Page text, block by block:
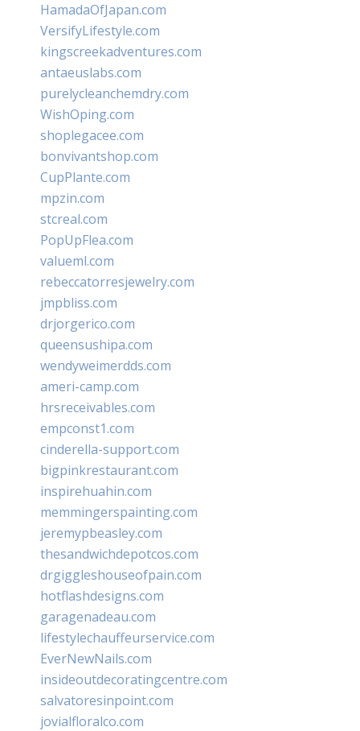
HamadaOfJapan.com
VersifyLifestyle.com
kingscreekadventures.com
antaeuslabs.com
purelycleanchemdry.com
WishOping.com
shoplegacee.com
bonvivantshop.com
CupPlante.com
mpzin.com
stcreal.com
PopUpFlea.com
valueml.com
rebeccatorresjewelry.com
jmpbliss.com
drjorgerico.com
queensushipa.com
wendyweimerdds.com
ameri-camp.com
hrsreceivables.com
empconst1.com
cinderella-support.com
bigpinkrestaurant.com
inspirehuahin.com
memmingerspainting.com
jeremypbeasley.com
thesandwichdepotcos.com
drgiggleshouseofpain.com
hotflashdesigns.com
garagenadeau.com
lifestylechauffeurservice.com
EverNewNails.com
insideoutdecoratingcentre.com
salvatoresinpoint.com
jovialfloralco.com